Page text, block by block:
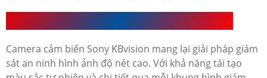
Camera cảm biến Sony KBvision mang lại giải pháp giám
sát an ninh hình ảnh độ nét cao. Với khả năng tái tạo